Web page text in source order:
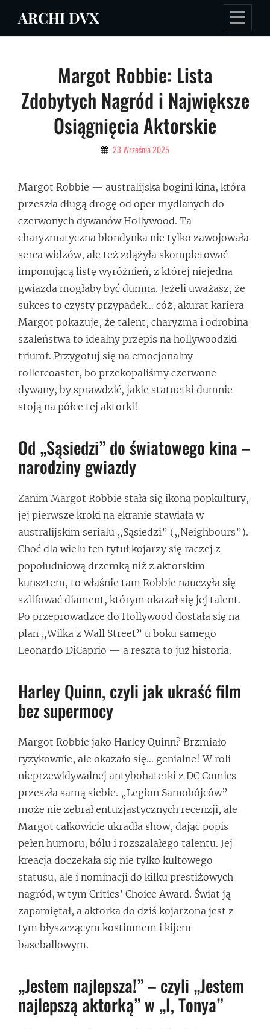
ARCHI DVX
Margot Robbie: Lista
Zdobytych Nagród i Największe
Osiągnięcia Aktorskie
By 23 Września 2025
Margot Robbie — australijska bogini kina, która
przeszła długą drogę od oper mydlanych do
czerwonych dywanów Hollywood. Ta
charyzmatyczna blondynka nie tylko zawojowała
serca widzów, ale też zdążyła skompletować
imponującą listę wyróżnień, z której niejedna
gwiazda mogłaby być dumna. Jeżeli uważasz, że
sukces to czysty przypadek… cóż, akurat kariera
Margot pokazuje, że talent, charyzma i odrobina
szaleństwa to idealny przepis na hollywoodzki
triumf. Przygotuj się na emocjonalny
rollercoaster, bo przekopaliśmy czerwone
dywany, by sprawdzić, jakie statuetki dumnie
stoją na półce tej aktorki!
Od „Sąsiedzi” do światowego kina –
narodziny gwiazdy
Zanim Margot Robbie stała się ikoną popkultury,
jej pierwsze kroki na ekranie stawiała w
australijskim serialu „Sąsiedzi” („Neighbours”).
Choć dla wielu ten tytuł kojarzy się raczej z
popołudniową drzemką niż z aktorskim
kunsztem, to właśnie tam Robbie nauczyła się
szlifować diament, którym okazał się jej talent.
Po przeprowadzce do Hollywood dostała się na
plan „Wilka z Wall Street” u boku samego
Leonardo DiCaprio — a reszta to już historia.
Harley Quinn, czyli jak ukraść film
bez supermocy
Margot Robbie jako Harley Quinn? Brzmiało
ryzykownie, ale okazało się… genialne! W roli
nieprzewidywalnej antybohaterki z DC Comics
przeszła samą siebie. „Legion Samobójców”
może nie zebrał entuzjastycznych recenzji, ale
Margot całkowicie ukradła show, dając popis
pełen humoru, bólu i rozszalałego talentu. Jej
kreacja doczekała się nie tylko kultowego
statusu, ale i nominacji do kilku prestiżowych
nagród, w tym Critics’ Choice Award. Świat ją
zapamiętał, a aktorka do dziś kojarzona jest z
tym błyszczącym kostiumem i kijem
baseballowym.
„Jestem najlepsza!” – czyli „Jestem
najlepszą aktorką” w „I, Tonya”
Nawigacja
wpisu